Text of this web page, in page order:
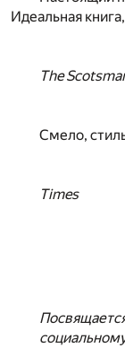
Идеальная
The
Смело,
Times